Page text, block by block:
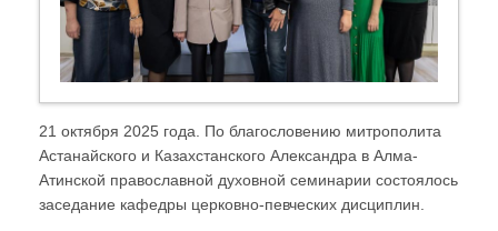
21 октября 2025 года. По благословению митрополита
Астанайского и Казахстанского Александра в Алма-
Атинской православной духовной семинарии состоялось
заседание кафедры церковно-певческих дисциплин.